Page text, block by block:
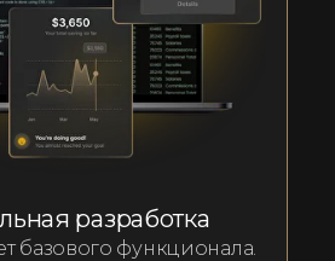
разработка
базового функционала.